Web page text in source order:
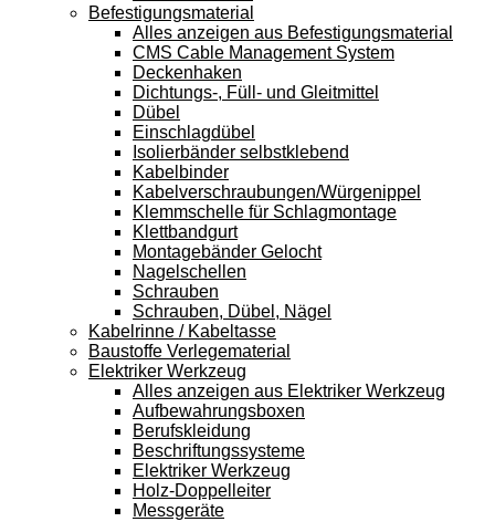
Befestigungsmaterial
Alles anzeigen aus Befestigungsmaterial
CMS Cable Management System
Deckenhaken
Dichtungs-, Füll- und Gleitmittel
Dübel
Einschlagdübel
Isolierbänder selbstklebend
Kabelbinder
Kabelverschraubungen/Würgenippel
Klemmschelle für Schlagmontage
Klettbandgurt
Montagebänder Gelocht
Nagelschellen
Schrauben
Schrauben, Dübel, Nägel
Kabelrinne / Kabeltasse
Baustoffe Verlegematerial
Elektriker Werkzeug
Alles anzeigen aus Elektriker Werkzeug
Aufbewahrungsboxen
Berufskleidung
Beschriftungssysteme
Elektriker Werkzeug
Holz-Doppelleiter
Messgeräte